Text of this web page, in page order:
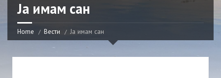
Ја имам сан
Home Вести Ја имам сан